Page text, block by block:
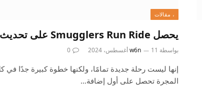
، مقالات
يحصل Smugglers Run Ride على تحديث Mandalorian
بواسطة w6n 11 أغسطس، 2024 0
إنها ليست رحلة جديدة تمامًا، ولكنها خطوة كبيرة جدًا في
المجرة تحصل على أول إضافة…